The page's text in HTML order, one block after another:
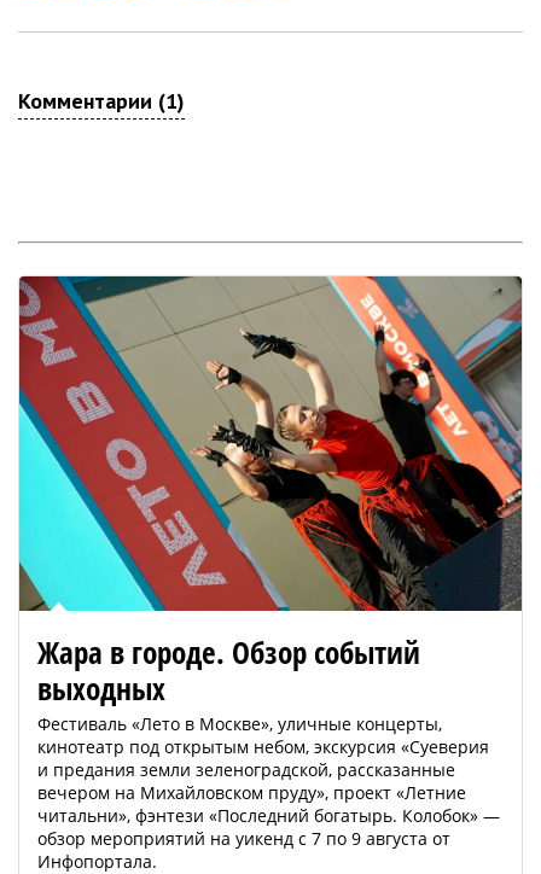
Комментарии (1)
Жара в городе. Обзор событий
выходных
Фестиваль «Лето в Москве», уличные концерты,
кинотеатр под открытым небом, экскурсия «Суеверия
и предания земли зеленоградской, рассказанные
вечером на Михайловском пруду», проект «Летние
читальни», фэнтези «Последний богатырь. Колобок» —
обзор мероприятий на уикенд с 7 по 9 августа от
Инфопортала.